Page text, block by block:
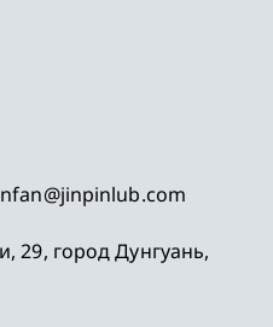
29, город Дунгуань,